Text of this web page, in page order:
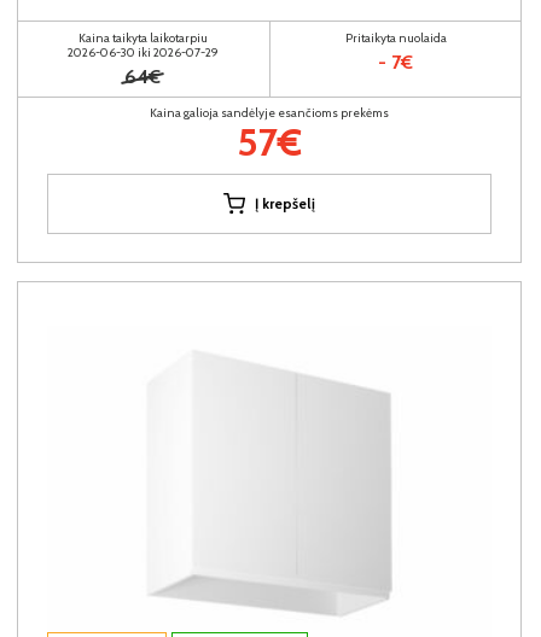
Kaina taikyta laikotarpiu
2026-06-30 iki 2026-07-29
64€
Pritaikyta nuolaida
- 7€
Kaina galioja sandėlyje esančioms prekėms
57€
Į krepšelį